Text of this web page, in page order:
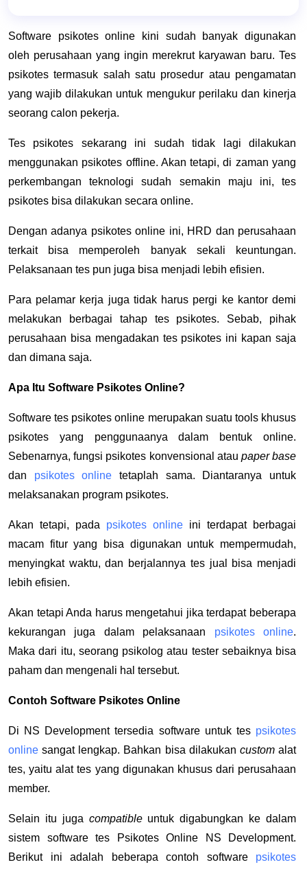
Software psikotes online kini sudah banyak digunakan
oleh perusahaan yang ingin merekrut karyawan baru. Tes
psikotes termasuk salah satu prosedur atau pengamatan
yang wajib dilakukan untuk mengukur perilaku dan kinerja
seorang calon pekerja.
Tes psikotes sekarang ini sudah tidak lagi dilakukan
menggunakan psikotes offline. Akan tetapi, di zaman yang
perkembangan teknologi sudah semakin maju ini, tes
psikotes bisa dilakukan secara online.
Dengan adanya psikotes online ini, HRD dan perusahaan
terkait bisa memperoleh banyak sekali keuntungan.
Pelaksanaan tes pun juga bisa menjadi lebih efisien.
Para pelamar kerja juga tidak harus pergi ke kantor demi
melakukan berbagai tahap tes psikotes. Sebab, pihak
perusahaan bisa mengadakan tes psikotes ini kapan saja
dan dimana saja.
Apa Itu Software Psikotes Online?
Software tes psikotes online merupakan suatu tools khusus
psikotes yang penggunaanya dalam bentuk online.
Sebenarnya, fungsi psikotes konvensional atau paper base
dan psikotes online tetaplah sama. Diantaranya untuk
melaksanakan program psikotes.
Akan tetapi, pada psikotes online ini terdapat berbagai
macam fitur yang bisa digunakan untuk mempermudah,
menyingkat waktu, dan berjalannya tes jual bisa menjadi
lebih efisien.
Akan tetapi Anda harus mengetahui jika terdapat beberapa
kekurangan juga dalam pelaksanaan psikotes online.
Maka dari itu, seorang psikolog atau tester sebaiknya bisa
paham dan mengenali hal tersebut.
Contoh Software Psikotes Online
Di NS Development tersedia software untuk tes psikotes
online sangat lengkap. Bahkan bisa dilakukan customalat
tes, yaitu alat tes yang digunakan khusus dari perusahaan
member.
Selain itu juga compatible untuk digabungkan ke dalam
sistem software tes Psikotes Online NS Development.
Berikut ini adalah beberapa contoh software psikotes